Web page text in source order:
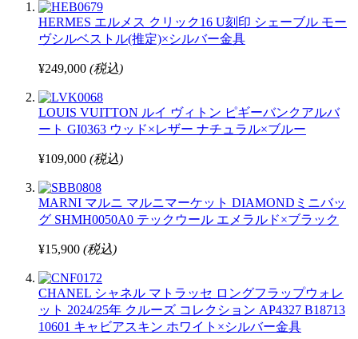
HERMES エルメス クリック16 U刻印 シェーブル モー
ヴシルベストル(推定)×シルバー金具
¥249,000 (税込)
LOUIS VUITTON ルイ ヴィトン ピギーバンクアルバ
ート GI0363 ウッド×レザー ナチュラル×ブルー
¥109,000 (税込)
MARNI マルニ マルニマーケット DIAMONDミニバッ
グ SHMH0050A0 テックウール エメラルド×ブラック
¥15,900 (税込)
CHANEL シャネル マトラッセ ロングフラップウォレ
ット 2024/25年 クルーズ コレクション AP4327 B18713
10601 キャビアスキン ホワイト×シルバー金具